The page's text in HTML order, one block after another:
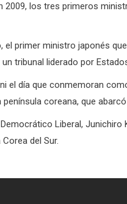
2009, los tres primeros
primer ministro japonés
tribunal liderado por
el día que conmemoran
coreana, que
Liberal, Junichiro
del Sur.